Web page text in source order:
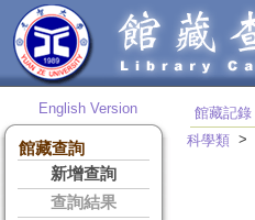
English Version
館藏查詢
新增查詢
查詢結果
館藏記錄
科學類 >